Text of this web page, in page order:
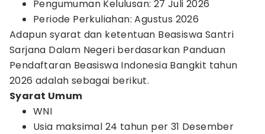
Pengumuman Kelulusan: 27 Juli 2026
Periode Perkuliahan: Agustus 2026
Adapun syarat dan ketentuan Beasiswa Santri
Sarjana Dalam Negeri berdasarkan Panduan
Pendaftaran Beasiswa Indonesia Bangkit tahun
2026 adalah sebagai berikut.
Syarat Umum
WNI
Usia maksimal 24 tahun per 31 Desember